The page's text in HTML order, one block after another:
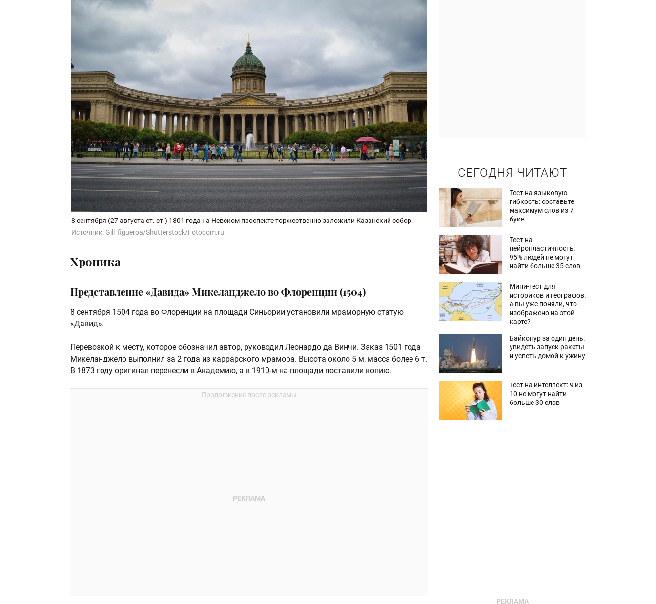
8 сентября (27 августа ст. ст.) 1801 года на Невском проспекте торжественно заложили Казанский собор
Источник: Gill_figueroa/Shutterstock/Fotodom.ru
Хроника
Представление «Давида» Микеланджело во Флоренции (1504)
8 сентября 1504 года во Флоренции на площади Синьории установили мраморную статую
«Давид».
Перевозкой к месту, которое обозначил автор, руководил Леонардо да Винчи. Заказ 1501 года
Микеланджело выполнил за 2 года из каррарского мрамора. Высота около 5 м, масса более 6 т.
В 1873 году оригинал перенесли в Академию, а в 1910-м на площади поставили копию.
СЕГОДНЯ ЧИТАЮТ
Тест на языковую
гибкость: составьте
максимум слов из 7
букв
Тест на
нейропластичность:
95% людей не могут
найти больше 35 слов
Мини-тест для
историков и географов:
а вы уже поняли, что
изображено на этой
карте?
Байконур за один день:
увидеть запуск ракеты
и успеть домой к ужину
Тест на интеллект: 9 из
10 не могут найти
больше 30 слов